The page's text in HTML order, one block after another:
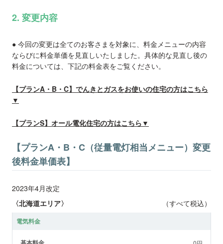
2. 変更内容
● 今回の変更は全てのお客さまを対象に、料金メニューの内容
ならびに料金単価を見直しいたしました。具体的な見直し後の
料金については、下記の料金表をご覧ください。
【プランA・B・C】でんきとガスをお使いの住宅の方はこちら
▼
【プランS】オール電化住宅の方はこちら▼
【プランA・B・C（従量電灯相当メニュー）変更
後料金単価表】
2023年4月改定
〈北海道エリア〉
（すべて税込）
電気料金